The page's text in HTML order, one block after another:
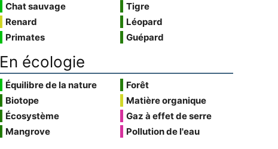
Chat sauvage
Renard
Primates
Tigre
Léopard
Guépard
En écologie
Équilibre de la nature
Biotope
Écosystème
Mangrove
Forêt
Matière organique
Gaz à effet de serre
Pollution de l'eau